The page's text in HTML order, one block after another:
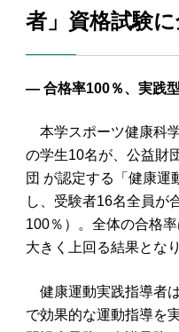
者」資格試験
― 合格率100％、実践
本学スポーツ健康科
の学生10名が、公益財
団 が認定する「健康運
し、受験者16名全員が
100％）。全体の合格
大きく上回る結果とな
健康運動実践指導者
で効果的な運動指導を